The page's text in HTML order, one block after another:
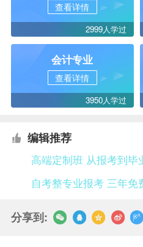
查看详情
2999人学过
会计专业
查看详情
3950人学过
编辑推荐
高端定制班 从报考到毕
自考整专业报考 三年免
分享到: